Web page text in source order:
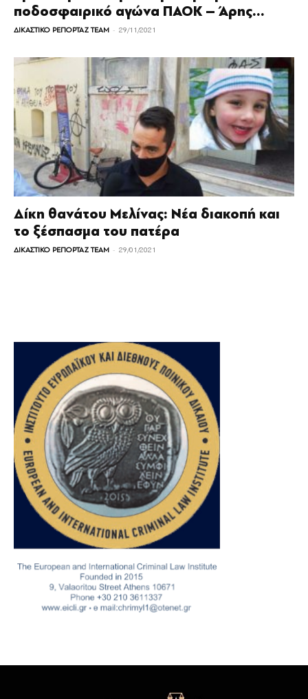
ποδοσφαιρικό αγώνα ΠAOK – Άρης...
ΔΙΚΑΣΤΙΚΟ ΡΕΠΟΡΤΑΖ TEAM - 29/11/2021
Δίκη θανάτου Μελίνας: Νέα διακοπή και
το ξέσπασμα του πατέρα
ΔΙΚΑΣΤΙΚΟ ΡΕΠΟΡΤΑΖ TEAM - 29/01/2021